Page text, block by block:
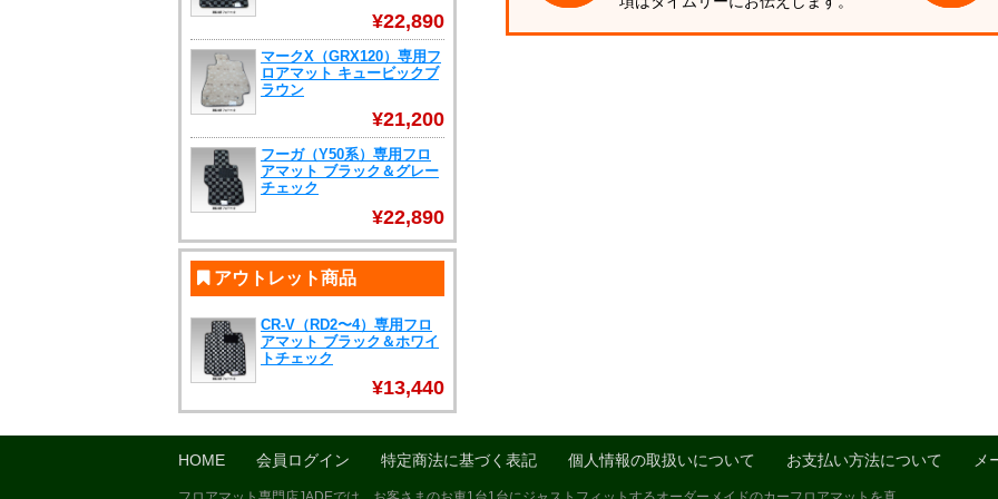
¥22,890
マークX（GRX120）専用フ
ロアマット キュービックブ
ラウン
¥21,200
フーガ（Y50系）専用フロ
アマット ブラック＆グレー
チェック
¥22,890
アウトレット商品
CR-V（RD2〜4）専用フロ
アマット ブラック＆ホワイ
トチェック
¥13,440
HOME 会員ログイン 特定商法に基づく表記 個人情報の取扱いについて お支払い方法について メ